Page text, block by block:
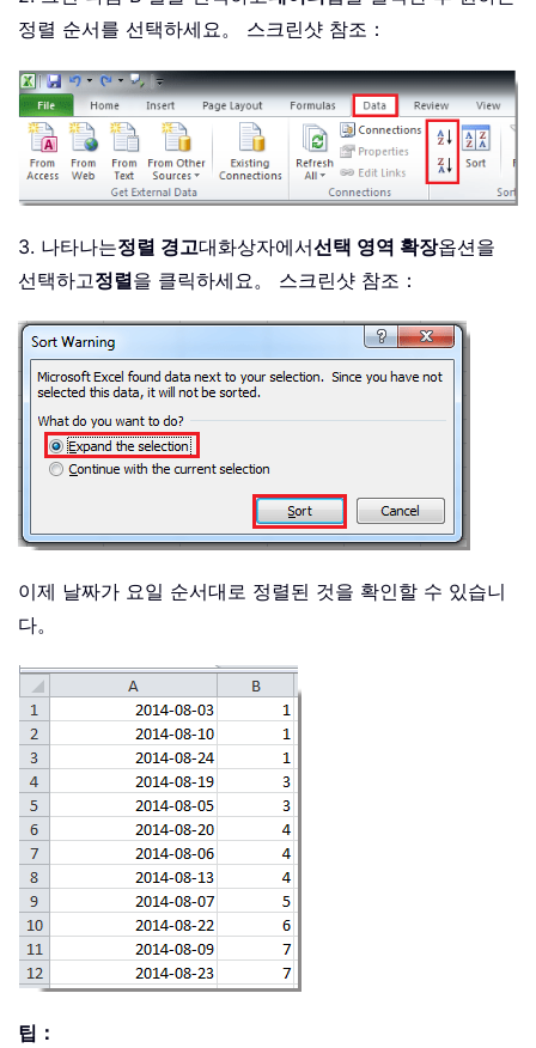
정렬 순서를 선택하세요。 스크린샷 참조：
3. 나타나는정렬 경고대화상자에서선택 영역 확장옵션을
선택하고정렬을 클릭하세요。 스크린샷 참조：
이제 날짜가 요일 순서대로 정렬된 것을 확인할 수 있습니
다。
팁：